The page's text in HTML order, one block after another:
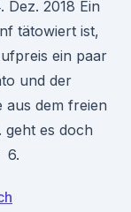
2018 Ein
tätowiert ist,
ein paar
und der
aus dem freien
es doch
6.